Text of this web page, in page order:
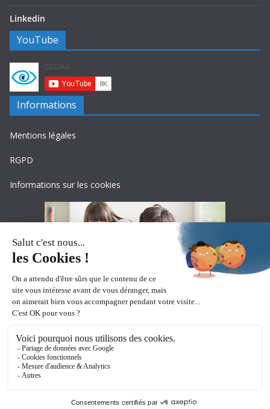
Linkedin
YouTube
Informations
Mentions légales
RGPD
Informations sur les cookies
Copyright © 2026 Ceciaa . All rights reserved.